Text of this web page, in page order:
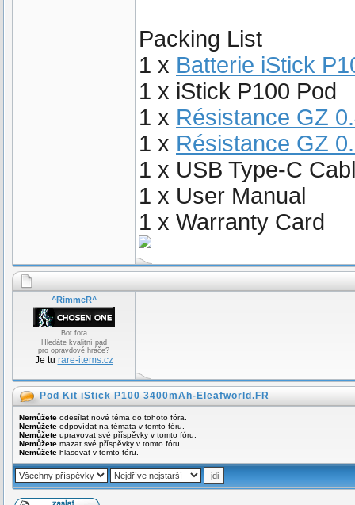
Packing List
1 x Batterie iStick
1 x iStick P100 Pod
1 x Résistance GZ
1 x Résistance GZ
1 x USB Type-C
1 x User Manual
1 x Warranty Card
^RimmeR^
Bot fora
Hledáte kvalitní pad
pro opravdové hráče?
Je tu rare-items.cz
Pod Kit iStick P100 3400mAh-Eleafworld.FR
Nemůžete odesílat nové téma do tohoto fóra.
Nemůžete odpovídat na témata v tomto fóru.
Nemůžete upravovat své příspěvky v tomto fóru.
Nemůžete mazat své příspěvky v tomto fóru.
Nemůžete hlasovat v tomto fóru.